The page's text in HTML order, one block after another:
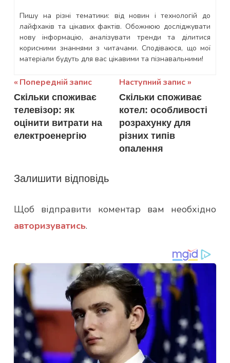
Пишу на різні тематики: від новин і технологій до
лайфхаків та цікавих фактів. Обожнюю досліджувати
нову інформацію, аналізувати тренди та ділитися
корисними знаннями з читачами. Сподіваюся, що мої
матеріали будуть для вас цікавими та пізнавальними!
Навігація
записів
Попередній запис
Скільки споживає
телевізор: як
оцінити витрати на
електроенергію
Наступний запис
Скільки споживає
котел: особливості
розрахунку для
різних типів
опалення
Залишити відповідь
Щоб відправити коментар вам необхідно
авторизуватись.